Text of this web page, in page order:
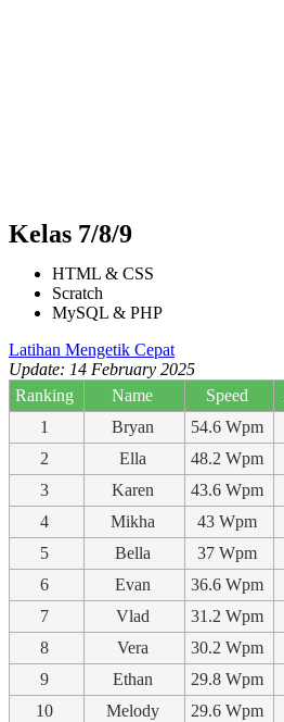
Kelas 7/8/9
HTML & CSS
Scratch
MySQL & PHP
Latihan Mengetik Cepat
Update: 14 February 2025
Ranking
Name Speed
1
Bryan 54.6 Wpm
2
Ella 48.2 Wpm
3
Karen 43.6 Wpm
4
Mikha 43 Wpm
5
Bella 37 Wpm
6
Evan 36.6 Wpm
7
Vlad 31.2 Wpm
8
Vera 30.2 Wpm
9
Ethan 29.8 Wpm
10
Melody 29.6 Wpm